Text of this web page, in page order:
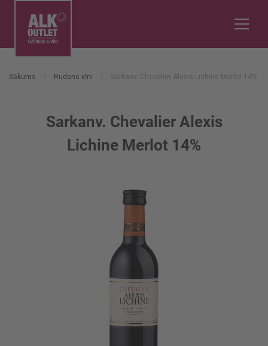
Sākums Rudens vīni Sarkanv. Chevalier Alexis Lichine Merlot 14%
Sarkanv. Chevalier Alexis
Lichine Merlot 14%